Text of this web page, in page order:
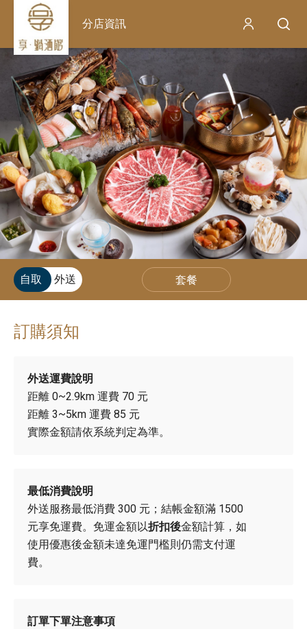
分店資訊
自取 外送 套餐
訂購須知
外送運費說明
距離 0~2.9km 運費 70 元
距離 3~5km 運費 85 元
實際金額請依系統判定為準。
最低消費說明
外送服務最低消費 300 元；結帳金額滿 1500
元享免運費。 免運金額以折扣後金額計算，如
使用優惠後金額未達免運門檻則仍需支付運
費。
訂單下單注意事項